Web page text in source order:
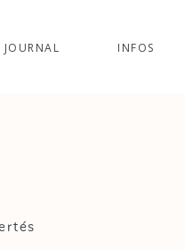
JOURNAL INFOS